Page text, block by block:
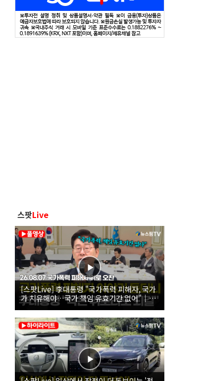
스팟Live
[스팟Live] 李대통령 "국가폭력 피해자, 국가
가 치유해야…국가 책임 유효기간 없어"｜
26.08.07 국가폭력 피해자 위로 오찬